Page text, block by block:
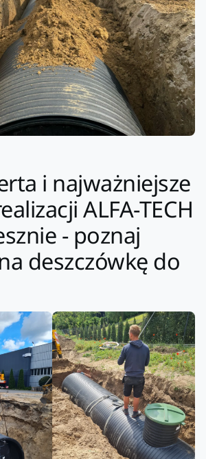
i najważniejsze
ALFA-TECH
- poznaj
deszczówkę do